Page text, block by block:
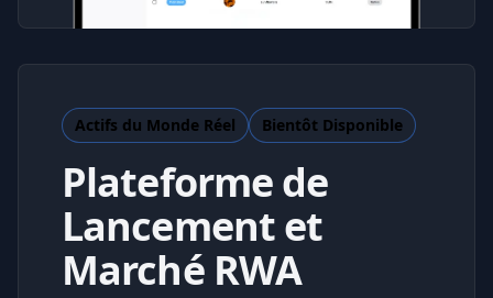
Actifs du Monde Réel Bientôt Disponible
Plateforme de
Lancement et
Marché RWA